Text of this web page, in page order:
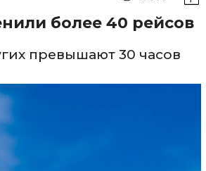
более 40 рейсов
превышают 30 часов